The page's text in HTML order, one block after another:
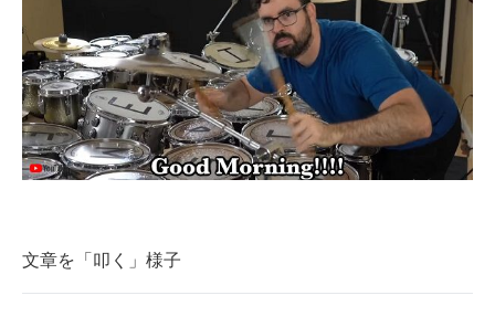
文章を「叩く」様子